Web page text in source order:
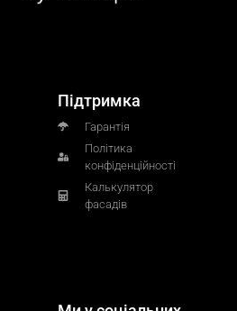
Підтримка
Гарантія
Політика
конфіденційності
Калькулятор
фасадів